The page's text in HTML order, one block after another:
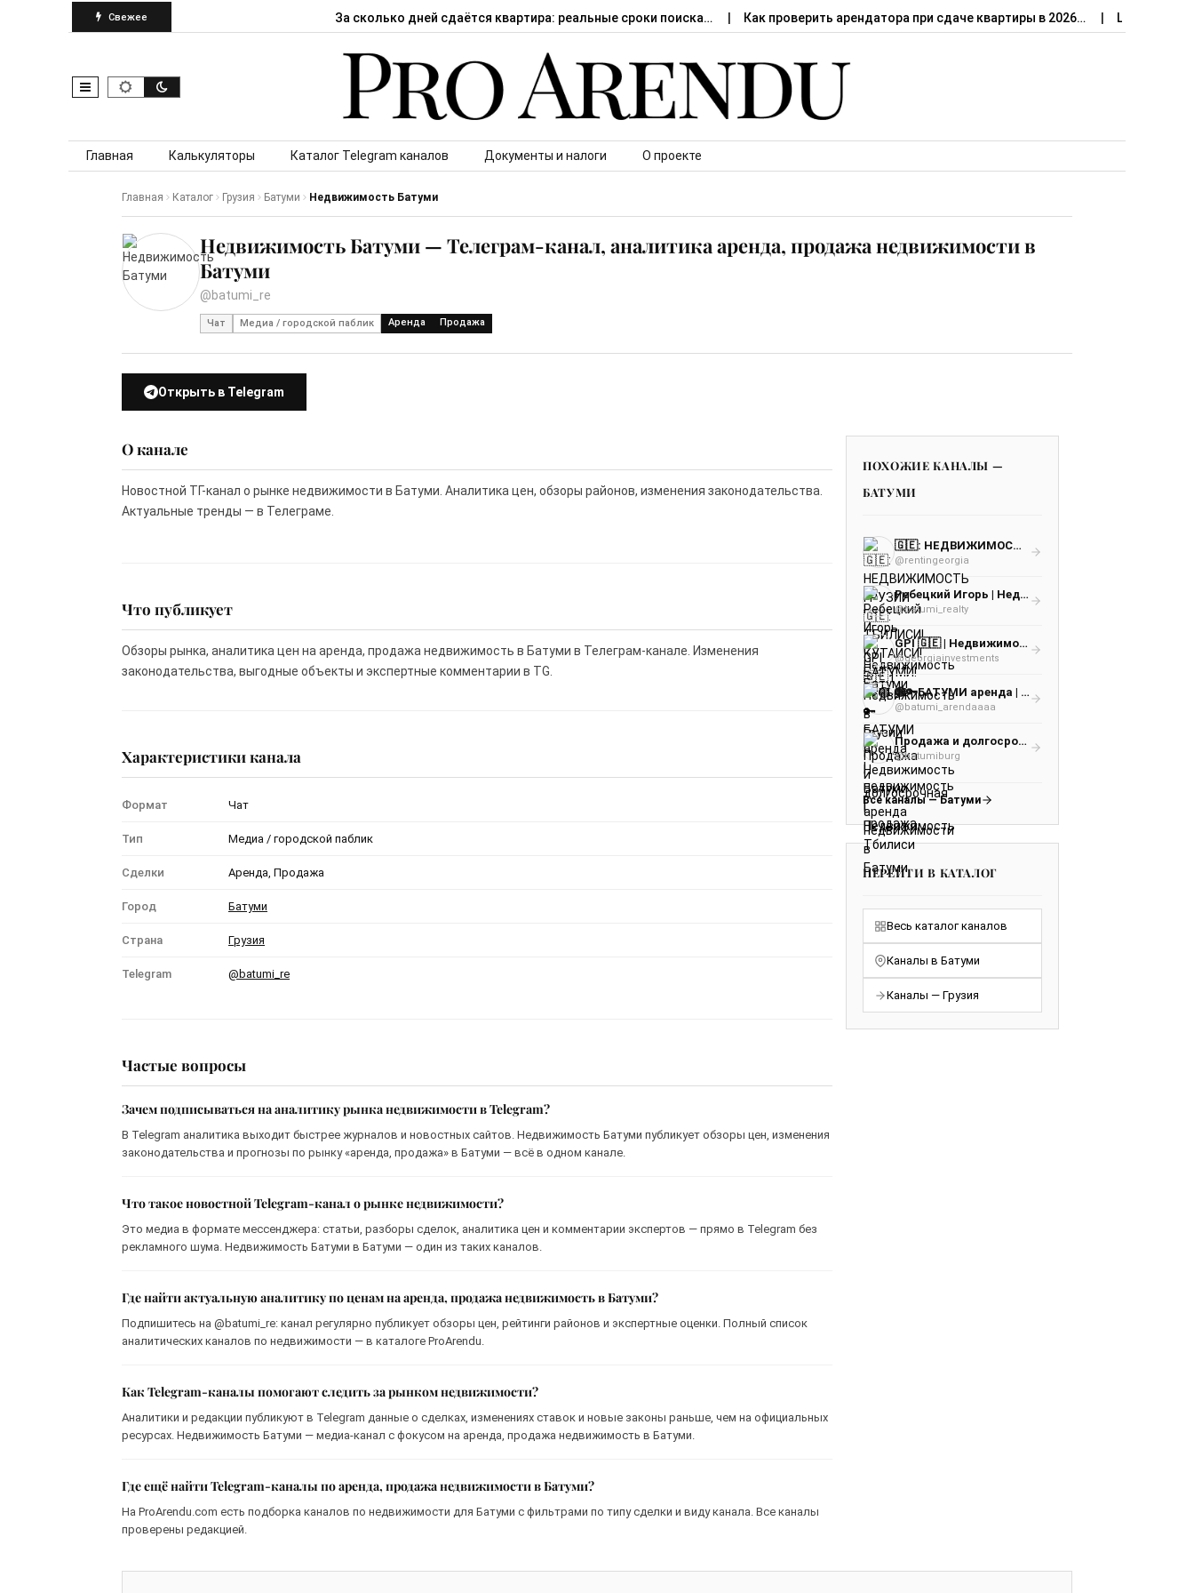
Свежее За сколько дней сдаётся квартира: реальные сроки поиска… Как проверить арендатора при сдаче квартиры в 2026… Штраф за
Skip to content
Главная Калькуляторы Каталог Telegram каналов Документы и налоги О проекте
Главная Каталог Грузия Батуми Недвижимость Батуми
Недвижимость Батуми — Телеграм-канал, аналитика аренда, продажа недвижимости в
Батуми
@batumi_re
Чат Медиа / городской паблик Аренда Продажа
Открыть в Telegram
О канале
Новостной ТГ-канал о рынке недвижимости в Батуми. Аналитика цен, обзоры районов, изменения законодательства.
Актуальные тренды — в Телеграме.
Что публикует
Обзоры рынка, аналитика цен на аренда, продажа недвижимость в Батуми в Телеграм-канале. Изменения
законодательства, выгодные объекты и экспертные комментарии в TG.
Характеристики канала
Формат Чат
Тип Медиа / городской паблик
Сделки Аренда, Продажа
Город Батуми
Страна Грузия
Telegram @batumi_re
Частые вопросы
Зачем подписываться на аналитику рынка недвижимости в Telegram?
В Telegram аналитика выходит быстрее журналов и новостных сайтов. Недвижимость Батуми публикует обзоры цен, изменения
законодательства и прогнозы по рынку «аренда, продажа» в Батуми — всё в одном канале.
Что такое новостной Telegram-канал о рынке недвижимости?
Это медиа в формате мессенджера: статьи, разборы сделок, аналитика цен и комментарии экспертов — прямо в Telegram без
рекламного шума. Недвижимость Батуми в Батуми — один из таких каналов.
Где найти актуальную аналитику по ценам на аренда, продажа недвижимость в Батуми?
Подпишитесь на @batumi_re: канал регулярно публикует обзоры цен, рейтинги районов и экспертные оценки. Полный список
аналитических каналов по недвижимости — в каталоге ProArendu.
Как Telegram-каналы помогают следить за рынком недвижимости?
Аналитики и редакции публикуют в Telegram данные о сделках, изменениях ставок и новые законы раньше, чем на официальных
ресурсах. Недвижимость Батуми — медиа-канал с фокусом на аренда, продажа недвижимость в Батуми.
Где ещё найти Telegram-каналы по аренда, продажа недвижимости в Батуми?
На ProArendu.com есть подборка каналов по недвижимости для Батуми с фильтрами по типу сделки и виду канала. Все каналы
проверены редакцией.
ПОХОЖИЕ КАНАЛЫ —
БАТУМИ
🇬🇪: НЕДВИЖИМОСТЬ ГРУЗИИ🇬🇪: ТБИЛИСИ! КУТАИСИ! БАТУМИ! Rent.ge
@rentingeorgia
Ребецкий Игорь | Недвижимость Батуми
@batumi_realty
GPI 🇬🇪 | Недвижимость в Грузии | Недвижимость Батуми | Недвижимость Тбилиси
@georgiainvestments
🟢🔑БАТУМИ аренда | недвижимость | продажа
@batumi_arendaaaa
Продажа и долгосрочная аренда недвижимости в Батуми
@batumiburg
Все каналы — Батуми
ПЕРЕЙТИ В КАТАЛОГ
Весь каталог каналов
Каналы в Батуми
Каналы — Грузия